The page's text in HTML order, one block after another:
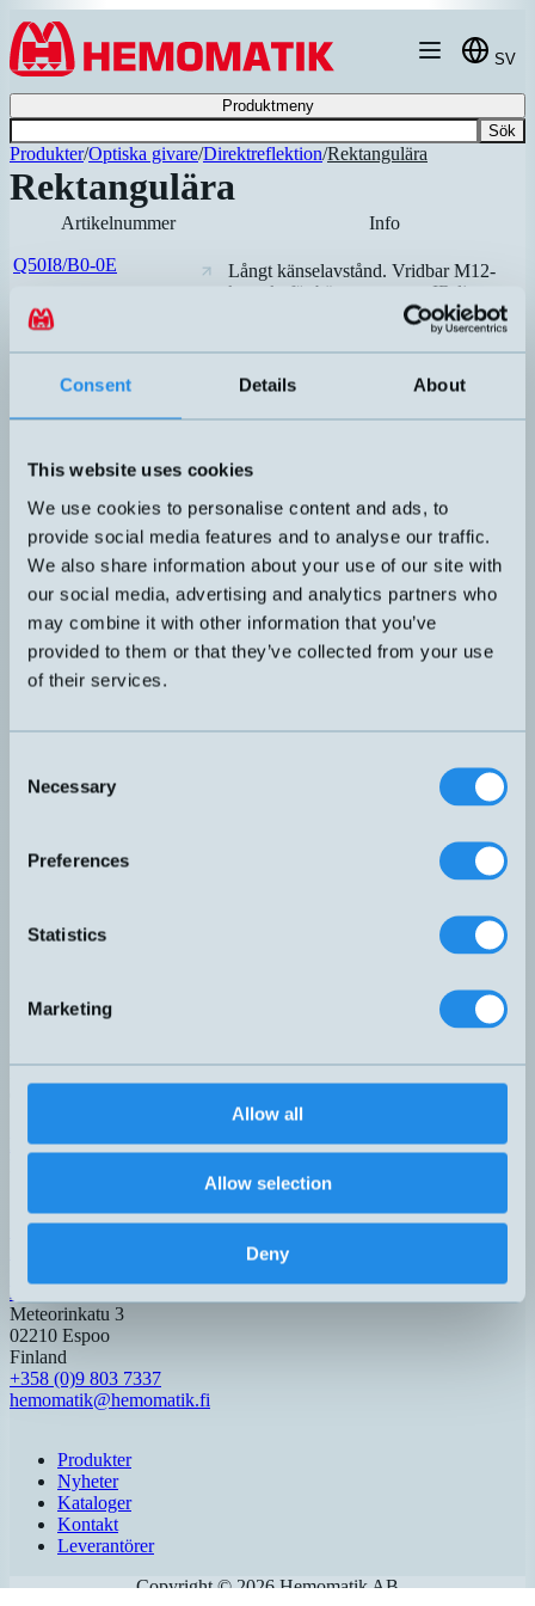
Consent Details About
This website uses cookies
We use cookies to personalise content and ads, to
provide social media features and to analyse our traffic.
We also share information about your use of our site with
our social media, advertising and analytics partners who
may combine it with other information that you’ve
provided to them or that they’ve collected from your use
of their services.
Selection
Necessary
Preferences
Statistics
Marketing
Allow all
Allow selection
Deny
Hoppa till innehållet
SV
Produktmeny
Sök
Produkter/Optiska givare/Direktreflektion/Rektangulära
Rektangulära
Artikelnummer Info
Q50I8/B0-0E
Långt känselavstånd. Vridbar M12-
kontakt för bästa montage. IR-ljus.
LTR-C23PA-PMS-403
direktreflekterande med IO-link.
Kompakt givarhus i vanlig
LTK-0507-303
Extremt kompakt optisk givare med
givarhus i rostfritt stål. Glasoptik, IR-ljus
LTR-C23PA-PMS-603
Högpresterande fotocell
direktreflekterande med IO-link.
känselavstånd. Plastoptik, rött ljus.
storlek. Glasoptik, IR-ljus. Justerbar.
Långt känselavstånd. Multispänning 20-
reläutgång. Valbar kontaktfunktion via
Ring 08-7713580 eller eposta påteknik@hemomatik.seså hjälper vi
Hemomatik AB (HQ)
Sverige
+46 (0)8 771 02 20
Meteorinkatu 3
02210 Espoo
Finland
+358 (0)9 803 7337
hemomatik@hemomatik.fi
Produkter
Nyheter
Kataloger
Kontakt
Leverantörer
Copyright ©2026 Hemomatik AB